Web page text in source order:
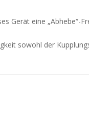
Gerät eine „Abhebe“-
sowohl der